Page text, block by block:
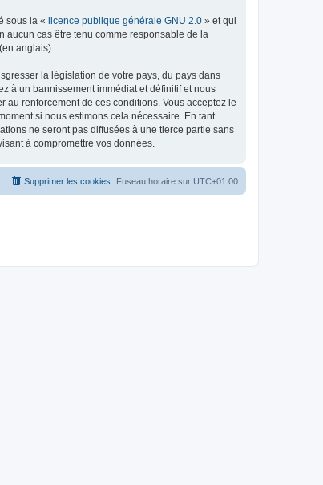
sous la « licence publique générale GNU 2.0 » et qui
aucun cas être tenu comme responsable de la
(en anglais).
la législation de votre pays, du pays dans
à un bannissement immédiat et définitif et nous
au renforcement de ces conditions. Vous acceptez le
si nous estimons cela nécessaire. En tant
ne seront pas diffusées à une tierce partie sans
à compromettre vos données.
Fuseau horaire sur UTC+01:00
Supprimer les cookies